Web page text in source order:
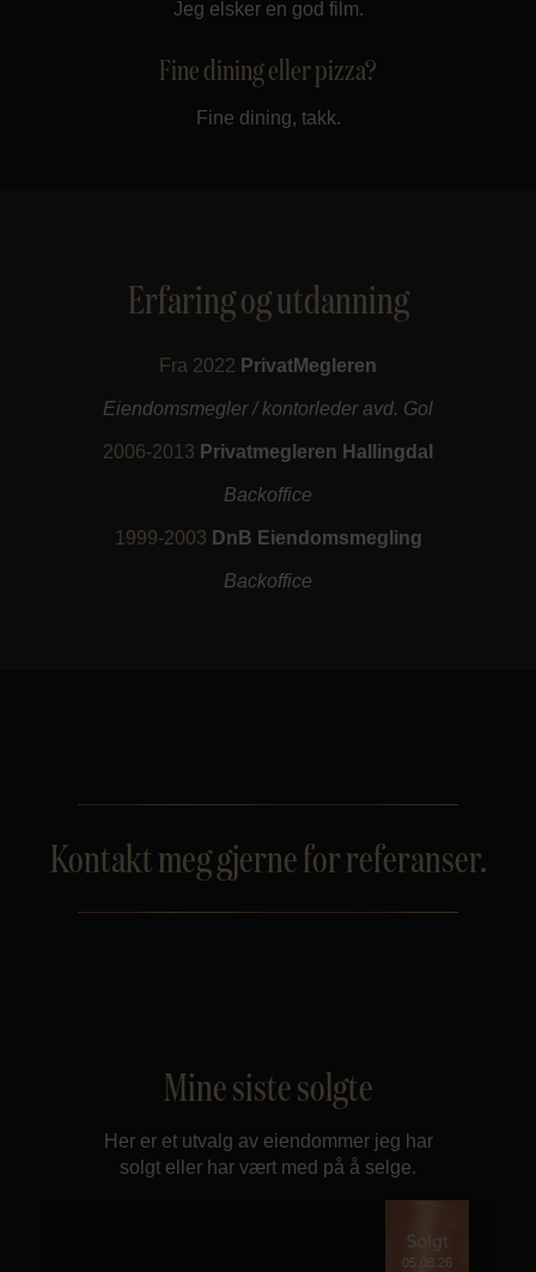
Jeg elsker en god film.
Fine dining eller pizza?
Fine dining, takk.
Erfaring og utdanning
Fra 2022 PrivatMegleren
Eiendomsmegler / kontorleder avd. Gol
2006-2013 Privatmegleren Hallingdal
Backoffice
1999-2003 DnB Eiendomsmegling
Backoffice
Kontakt meg gjerne for referanser.
Mine siste solgte
Her er et utvalg av eiendommer jeg har
solgt eller har vært med på å selge.
05.08.26